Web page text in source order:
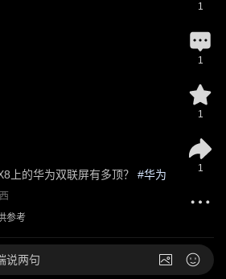
上的华为双联屏有多顶？ #华为
参考
1
1
1
1
说两句